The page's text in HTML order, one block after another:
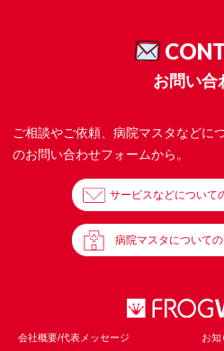
お問い合
ご相談やご依頼、病院マスタなどに
のお問い合わせフォームから。
サービスなどについて
病院マスタについて
会社概要/代表メッセージ お知